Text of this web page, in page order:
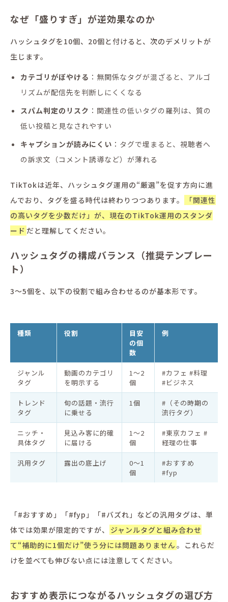
なぜ「盛りすぎ」が逆効果なのか
ハッシュタグを10個、20個と付けると、次のデメリットが
生じます。
カテゴリがぼやける ：無関係なタグが混ざると、アルゴ
リズムが配信先を判断しにくくなる
スパム判定のリスク ：関連性の低いタグの羅列は、質の
低い投稿と見なされやすい
キャプションが読みにくい ：タグで埋まると、視聴者へ
の訴求文（コメント誘導など）が薄れる
TikTokは近年、ハッシュタグ運用の“厳選”を促す方向に進
んでおり、タグを盛る時代は終わりつつあります。
「関連性
の高いタグを少数だけ」が、現在のTikTok運用のスタンダ
ード だと理解してください。
ハッシュタグの構成バランス（推奨テンプレー
ト）
3〜5個を、以下の役割で組み合わせるのが基本形です。
種類 役割
目安
の個
数
例
ジャンル
タグ
動画のカテゴリ
を明示する
1〜2
個
#カフェ #料理
#ビジネス
トレンド
タグ
旬の話題・流行
に乗せる
1個
#（その時期の
流行タグ）
ニッチ・
具体タグ
見込み客に的確
に届ける
1〜2
個
#東京カフェ #
経理の仕事
汎用タグ 露出の底上げ
0〜1
個
#おすすめ
#fyp
「#おすすめ」「#fyp」「#バズれ」などの汎用タグは、単
体では効果が限定的ですが、
ジャンルタグと組み合わせ
て“補助的に1個だけ”使う分には問題ありません 。これらだ
けを並べても伸びない点には注意してください。
おすすめ表示につながるハッシュタグの選び方